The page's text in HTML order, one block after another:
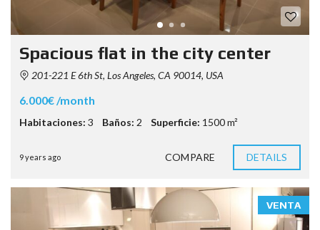
Spacious flat in the city center
201-221 E 6th St, Los Angeles, CA 90014, USA
6.000€ /month
Habitaciones: 3 Baños: 2 Superficie: 1500 m²
9 years ago COMPARE DETAILS
VENTA